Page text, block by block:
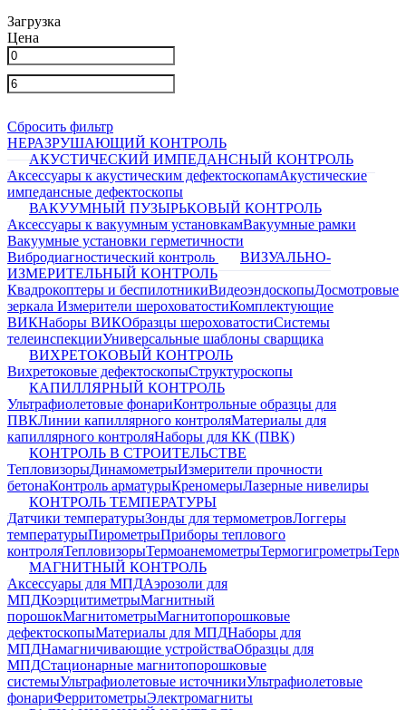
Загрузка
Цена
Сбросить фильтр
НЕРАЗРУШАЮЩИЙ КОНТРОЛЬ
АКУСТИЧЕСКИЙ ИМПЕДАНСНЫЙ КОНТРОЛЬ
Аксессуары к акустическим дефектоскопамАкустические
импедансные дефектоскопы
ВАКУУМНЫЙ ПУЗЫРЬКОВЫЙ КОНТРОЛЬ
Аксессуары к вакуумным установкамВакуумные рамки
Вакуумные установки герметичности
Вибродиагностический контроль
ВИЗУАЛЬНО-
ИЗМЕРИТЕЛЬНЫЙ КОНТРОЛЬ
Квадрокоптеры и беспилотникиВидеоэндоскопыДосмотровые
зеркала Измерители шероховатостиКомплектующие
ВИКНаборы ВИКОбразцы шероховатостиСистемы
телеинспекцииУниверсальные шаблоны сварщика
ВИХРЕТОКОВЫЙ КОНТРОЛЬ
Вихретоковые дефектоскопыСтруктуроскопы
КАПИЛЛЯРНЫЙ КОНТРОЛЬ
Ультрафиолетовые фонариКонтрольные образцы для
ПВКЛинии капиллярного контроляМатериалы для
капиллярного контроляНаборы для КК (ПВК)
КОНТРОЛЬ В СТРОИТЕЛЬСТВЕ
ТепловизорыДинамометрыИзмерители прочности
бетонаКонтроль арматурыКреномерыЛазерные нивелиры
КОНТРОЛЬ ТЕМПЕРАТУРЫ
Датчики температурыЗонды для термометровЛоггеры
температурыПирометрыПриборы теплового
контроляТепловизорыТермоанемометрыТермогигрометры
МАГНИТНЫЙ КОНТРОЛЬ
Аксессуары для МПДАэрозоли для
МПДКоэрцитиметрыМагнитный
порошокМагнитометрыМагнитопорошковые
дефектоскопыМатериалы для МПДНаборы для
МПДНамагничивающие устройстваОбразцы для
МПДСтационарные магнитопорошковые
системыУльтрафиолетовые источникиУльтрафиолетовые
фонариФерритометрыЭлектромагниты